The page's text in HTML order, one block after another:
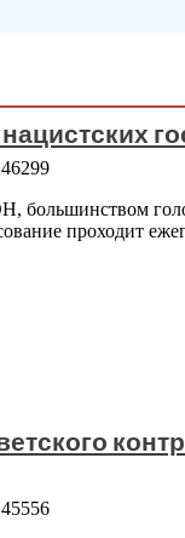
46299
большинством
проходит
45556